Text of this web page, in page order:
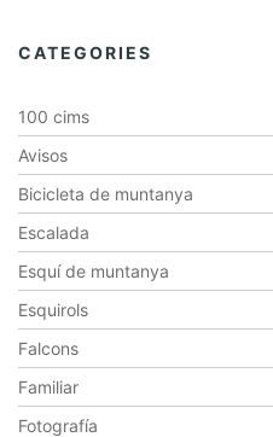
CATEGORIES
100 cims
Avisos
Bicicleta de muntanya
Escalada
Esquí de muntanya
Esquirols
Falcons
Familiar
Fotografía